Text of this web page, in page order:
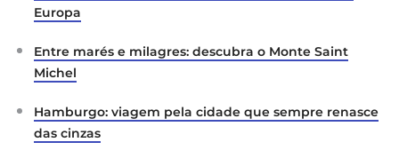
Europa
Entre marés e milagres: descubra o Monte Saint
Michel
Hamburgo: viagem pela cidade que sempre renasce
das cinzas